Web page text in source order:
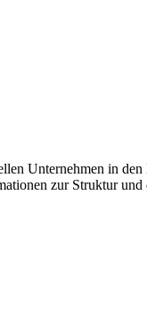
Unternehmen in
zur Struktur und